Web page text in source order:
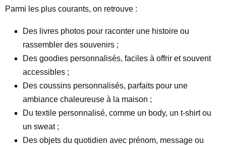
Parmi les plus courants, on retrouve :
Des livres photos pour raconter une histoire ou
rassembler des souvenirs ;
Des goodies personnalisés, faciles à offrir et souvent
accessibles ;
Des coussins personnalisés, parfaits pour une
ambiance chaleureuse à la maison ;
Du textile personnalisé, comme un body, un t-shirt ou
un sweat ;
Des objets du quotidien avec prénom, message ou